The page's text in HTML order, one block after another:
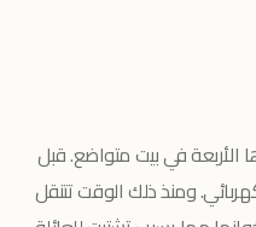
الأربعة في بيت متواضع. قبل
ومنذ ذلك الوقت تتنقل